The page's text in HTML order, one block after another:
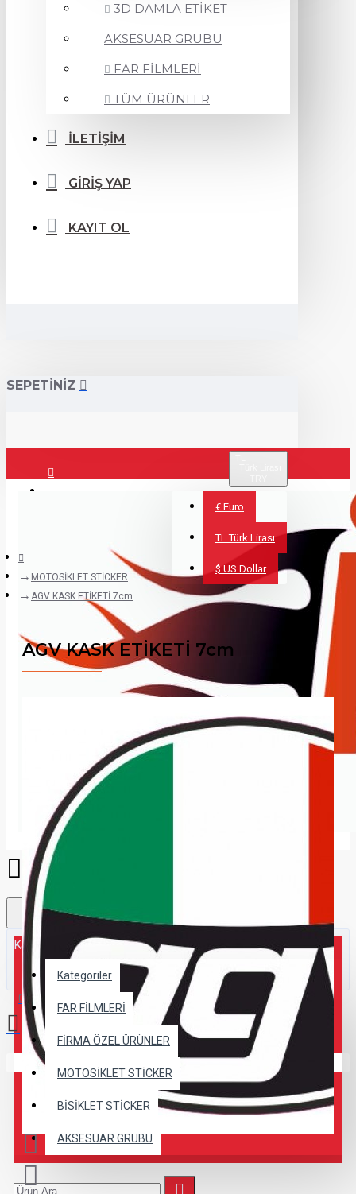
3D DAMLA ETİKET
AKSESUAR GRUBU
FAR FİLMLERİ
TÜM ÜRÜNLER
İLETİŞİM
GİRİŞ YAP
KAYIT OL
SEPETİNİZ
€ Euro
TL Türk Lirası
$ US Dollar
Kategoriler
Kategoriler
FAR FİLMLERİ
FİRMA ÖZEL ÜRÜNLER
MOTOSİKLET STİCKER
BİSİKLET STİCKER
AKSESUAR GRUBU
0 ürün - 0,00TL
Alışveriş sepetiniz boş!
MOTOSİKLET STİCKER
AGV KASK ETİKETİ 7cm
AGV KASK ETİKETİ 7cm